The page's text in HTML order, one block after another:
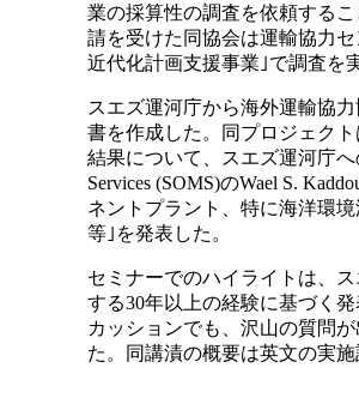
業の採算性の調査を依頼する
請を受けた同協会は運輸協力
近代化計画支援事業｣で調査を
スエズ運河庁から海外運輸協
書を作成した。同プロジェク
結果について、スエズ運河庁へ
Services (SOMS)のWael S.
ネントプラント、特に海洋環
等｣を発表した。
セミナーでのハイライトは、
する30年以上の経験に基づく
カッションでも、沢山の質問
た。同講漬の概要は英文の実